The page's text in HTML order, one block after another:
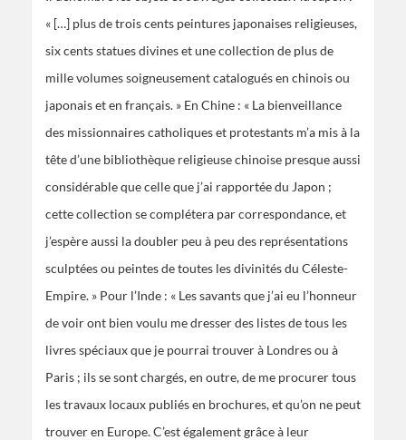
« […] plus de trois cents peintures japonaises religieuses,
six cents statues divines et une collection de plus de
mille volumes soigneusement catalogués en chinois ou
japonais et en français. » En Chine : « La bienveillance
des missionnaires catholiques et protestants m’a mis à la
tête d’une bibliothèque religieuse chinoise presque aussi
considérable que celle que j’ai rapportée du Japon ;
cette collection se complétera par correspondance, et
j’espère aussi la doubler peu à peu des représentations
sculptées ou peintes de toutes les divinités du Céleste-
Empire. » Pour l’Inde : « Les savants que j’ai eu l’honneur
de voir ont bien voulu me dresser des listes de tous les
livres spéciaux que je pourrai trouver à Londres ou à
Paris ; ils se sont chargés, en outre, de me procurer tous
les travaux locaux publiés en brochures, et qu’on ne peut
trouver en Europe. C’est également grâce à leur